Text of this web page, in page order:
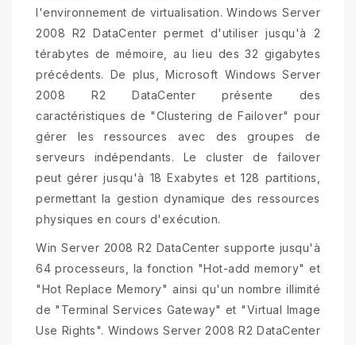
l'environnement de virtualisation. Windows Server
2008 R2 DataCenter permet d'utiliser jusqu'à 2
térabytes de mémoire, au lieu des 32 gigabytes
précédents. De plus, Microsoft Windows Server
2008 R2 DataCenter présente des
caractéristiques de "Clustering de Failover" pour
gérer les ressources avec des groupes de
serveurs indépendants. Le cluster de failover
peut gérer jusqu'à 18 Exabytes et 128 partitions,
permettant la gestion dynamique des ressources
physiques en cours d'exécution.
Win Server 2008 R2 DataCenter supporte jusqu'à
64 processeurs, la fonction "Hot-add memory" et
"Hot Replace Memory" ainsi qu'un nombre illimité
de "Terminal Services Gateway" et "Virtual Image
Use Rights". Windows Server 2008 R2 DataCenter